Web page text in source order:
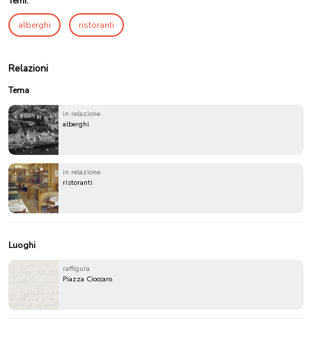
alberghi ristoranti
Relazioni
Tema
in relazione
alberghi
in relazione
ristoranti
Luoghi
raffigura
Piazza Cioccaro